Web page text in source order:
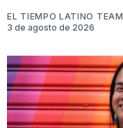
EL TIEMPO LATINO TEAM
3 de agosto de 2026